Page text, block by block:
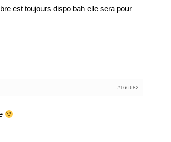
est toujours dispo bah elle sera pour
#166682